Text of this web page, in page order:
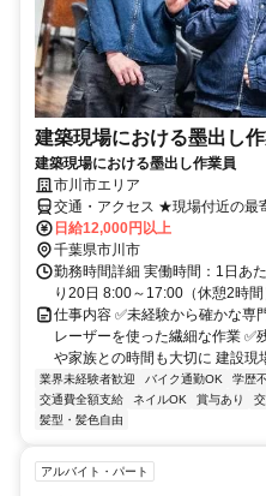
建築現場における墨出し
建築現場における墨出し作業員
市川市エリア
交通・アクセス ★現場付近の最
る形となります。
日給12,000円以上
千葉県市川市
勤務時間詳細 実働時間：1日あ
り20日 8:00～17:00（休憩2時
仕事内容 ✅️未経験から確かな専
レーザーを使った繊細な作業
や家族との時間も大切に 建設現
業界未経験者歓迎 バイク通勤OK 学歴
交通費全額支給
ネイルOK 賞与あり
髪型・髪色自由
アルバイト・パート